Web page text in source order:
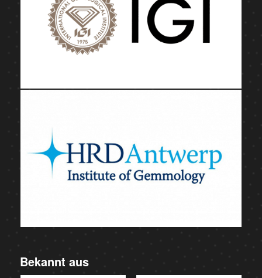
Bekannt aus